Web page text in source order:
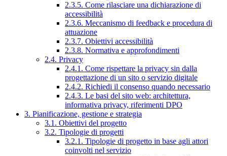
2.3.5. Come rilasciare una dichiarazione di
accessibilità
2.3.6. Meccanismo di feedback e procedura di
attuazione
2.3.7. Obiettivi accessibilità
2.3.8. Normativa e approfondimenti
2.4. Privacy
2.4.1. Come rispettare la privacy sin dalla
progettazione di un sito o servizio digitale
2.4.2. Richiedi il consenso quando necessario
2.4.3. Le basi del sito web: architettura,
informativa privacy, riferimenti DPO
3. Pianificazione, gestione e strategia
3.1. Obiettivi del progetto
3.2. Tipologie di progetti
3.2.1. Tipologie di progetto in base agli attori
coinvolti nel servizio